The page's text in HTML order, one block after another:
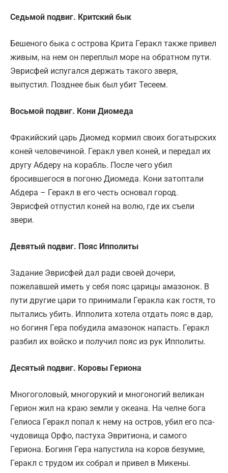
Седьмой подвиг. Критский бык
Бешеного быка с острова Крита Геракл также привел
живым, на нем он переплыл море на обратном пути.
Эврисфей испугался держать такого зверя,
выпустил. Позднее бык был убит Тесеем.
Восьмой подвиг. Кони Диомеда
Фракийский царь Диомед кормил своих богатырских
коней человечиной. Геракл увел коней, и передал их
другу Абдеру на корабль. После чего убил
бросившегося в погоню Диомеда. Кони затоптали
Абдера – Геракл в его честь основал город.
Эврисфей отпустил коней на волю, где их съели
звери.
Девятый подвиг. Пояс Ипполиты
Задание Эврисфей дал ради своей дочери,
пожелавшей иметь у себя пояс царицы амазонок. В
пути другие цари то принимали Геракла как гостя, то
пытались убить. Ипполита хотела отдать пояс в дар,
но богиня Гера побудила амазонок напасть. Геракл
разбил их войско и получил пояс из рук Ипполиты.
Десятый подвиг. Коровы Гериона
Многоголовый, многорукий и многоногий великан
Герион жил на краю земли у океана. На челне бога
Гелиоса Геракл попал к нему на остров, убил его пса-
чудовища Орфо, пастуха Эвритиона, и самого
Гериона. Богиня Гера напустила на коров безумие,
Геракл с трудом их собрал и привел в Микены.